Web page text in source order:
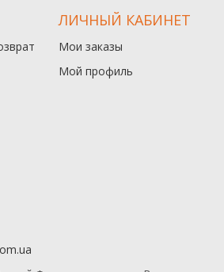
ЛИЧНЫЙ КАБИНЕТ
Мои заказы
Мой профиль